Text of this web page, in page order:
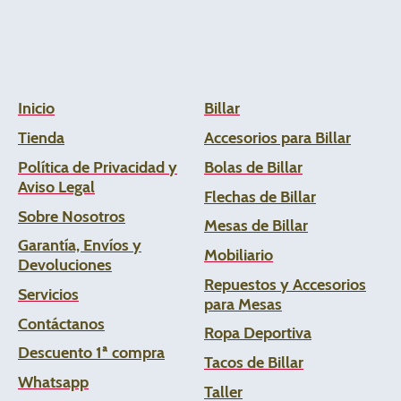
Inicio
Tienda
Política de Privacidad y
Aviso Legal
Sobre Nosotros
Garantía, Envíos y
Devoluciones
Servicios
Contáctanos
Descuento 1ª compra
Whatsapp
Billar
Accesorios para Billar
Bolas de Billar
Flechas de Billar
Mesas de Billar
Mobiliario
Repuestos y Accesorios
para Mesas
Ropa Deportiva
Tacos de Billar
Taller